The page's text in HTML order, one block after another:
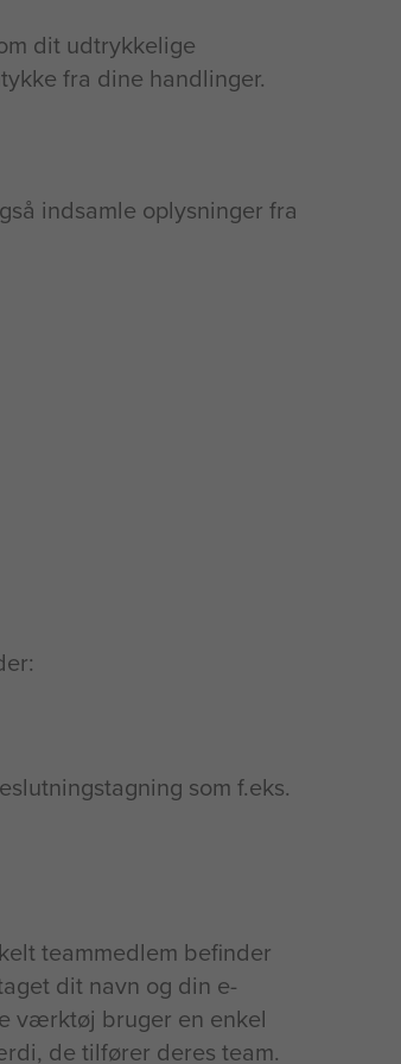
dit udtrykkelige
fra dine handlinger.
indsamle oplysninger fra
som f.eks.
teammedlem befinder
dit navn og din e-
værktøj bruger en enkel
de tilfører deres team.